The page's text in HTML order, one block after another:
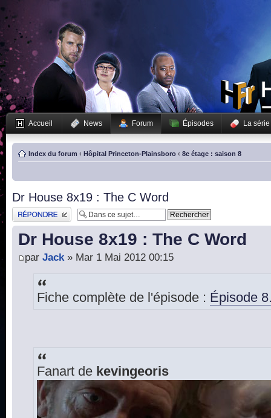
Accueil News Forum Épisodes La série
Index du forum ‹ Hôpital Princeton-Plainsboro ‹ 8e étage : saison 8
Dr House 8x19 : The C Word
Publier une réponse
Dr House 8x19 : The C Word
par Jack» Mar 1 Mai 2012 00:15
Fiche complète de l'épisode : Épisode
Fanart de kevingeoris